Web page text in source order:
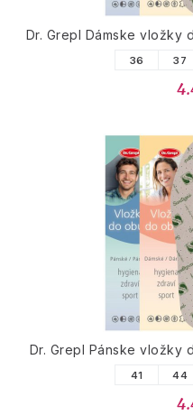
Dr. Grepl Dámske vložky
36 37
Dr. Grepl Pánske vložky
41 44